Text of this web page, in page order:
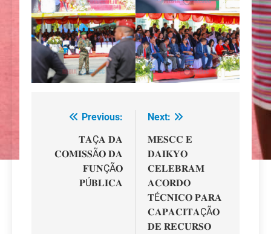
Navegação
artigos
Previous:
𝐓𝐀Ç𝐀 𝐃𝐀
𝐂𝐎𝐌𝐈𝐒𝐒Ã𝐎 𝐃𝐀
𝐅𝐔𝐍ÇÃ𝐎
𝐏Ú𝐁𝐋𝐈𝐂𝐀
Next:
𝐌𝐄𝐒𝐂𝐂 𝐄
𝐃𝐀𝐈𝐊𝐘𝐎
𝐂𝐄𝐋𝐄𝐁𝐑𝐀𝐌
𝐀𝐂𝐎𝐑𝐃𝐎
𝐓É𝐂𝐍𝐈𝐂𝐎 𝐏𝐀𝐑𝐀
𝐂𝐀𝐏𝐀𝐂𝐈𝐓𝐀ÇÃ𝐎
𝐃𝐄 𝐑𝐄𝐂𝐔𝐑𝐒𝐎